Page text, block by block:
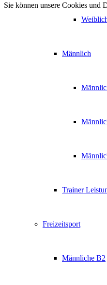
Männlich
Trainer
Freizeitsport
Männliche B2
Sie können unsere Cookies und